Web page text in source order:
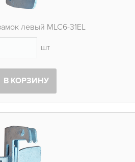
левый MLC6-31EL
шт
В КОРЗИНУ